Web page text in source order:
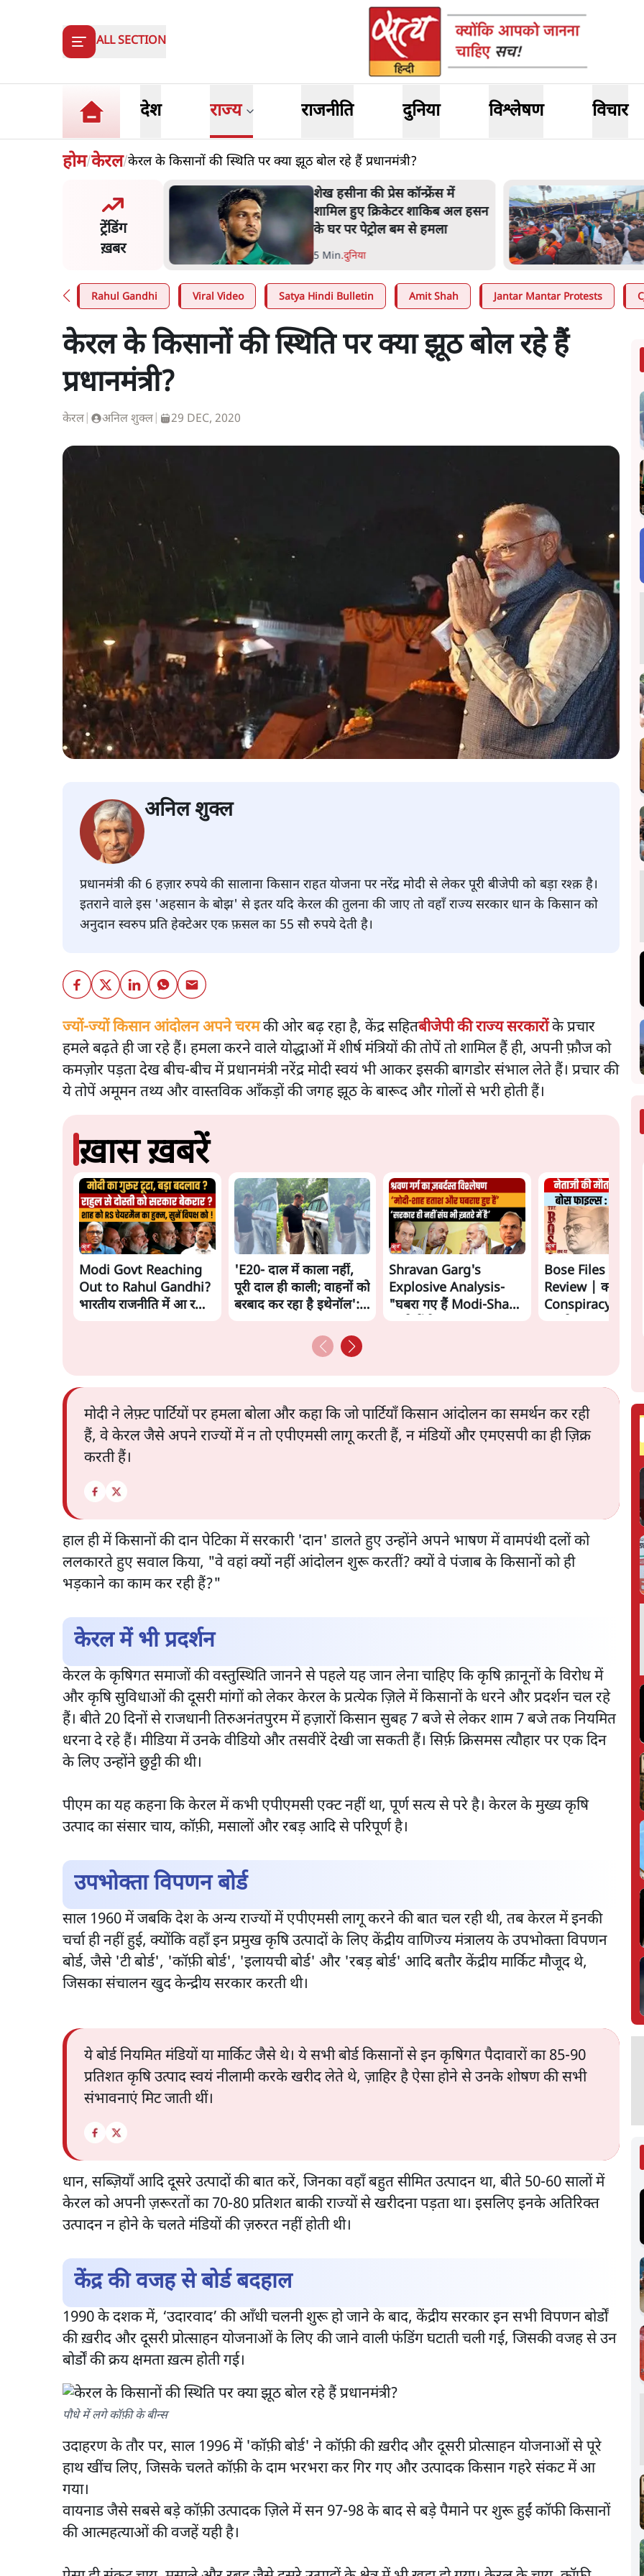
ALL SECTION
देश राज्य राजनीति दुनिया विश्लेषण विचार
होम/केरल/केरल के किसानों की स्थिति पर क्या झूठ बोल रहे हैं प्रधानमंत्री?
ट्रेंडिंग
ख़बर
अहमद के बेटे अबान अहमद
हादसे में मौत, जेल में बंद
शेख हसीना की प्रेस कॉन्फ्रेंस में
शामिल हुए क्रिकेटर शाकिब अल हसन
के घर पर पेट्रोल बम से हमला
5 Min.दुनिया
Rahul Gandhi Viral Video Satya Hindi Bulletin Amit Shah Jantar Mantar Protests
केरल के किसानों की स्थिति पर क्या झूठ बोल रहे हैं
प्रधानमंत्री?
केरल अनिल शुक्ल 29 DEC, 2020
अनिल शुक्ल
प्रधानमंत्री की 6 हज़ार रुपये की सालाना किसान राहत योजना पर नरेंद्र मोदी से लेकर पूरी बीजेपी को बड़ा रश्क़ है।
इतराने वाले इस 'अहसान के बोझ' से इतर यदि केरल की तुलना की जाए तो वहाँ राज्य सरकार धान के किसान को
अनुदान स्वरुप प्रति हेक्टेअर एक फ़सल का 55 सौ रुपये देती है।
ज्यों-ज्योंकिसान आंदोलनअपने चरमकी ओर बढ़ रहा है, केंद्र सहितबीजेपी की राज्य सरकारोंके प्रचार
हमले बढ़ते ही जा रहे हैं। हमला करने वाले योद्धाओं में शीर्ष मंत्रियों की तोपें तो शामिल हैं ही, अपनी फ़ौज को
कमज़ोर पड़ता देख बीच-बीच में प्रधानमंत्री नरेंद्र मोदी स्वयं भी आकर इसकी बागडोर संभाल लेते हैं। प्रचार की
ये तोपें अमूमन तथ्य और वास्तविक आँकड़ों की जगह झूठ के बारूद और गोलों से भरी होती हैं।
ख़ास ख़बरें
Modi Govt Reaching
Out to Rahul Gandhi?
भारतीय राजनीति में आ रहा
'E20- दाल में काला नहीं,
पूरी दाल ही काली; वाहनों को
बरबाद कर रहा है इथेनॉल':
Shravan Garg's
Explosive Analysis-
"घबरा गए हैं Modi-Shah,
Bose Files Film
Review | क्या
Conspiracy का
मोदी ने लेफ़्ट पार्टियों पर हमला बोला और कहा कि जो पार्टियाँ किसान आंदोलन का समर्थन कर रही
हैं, वे केरल जैसे अपने राज्यों में न तो एपीएमसी लागू करती हैं, न मंडियों और एमएसपी का ही ज़िक्र
करती हैं।
हाल ही में किसानों की दान पेटिका में सरकारी 'दान' डालते हुए उन्होंने अपने भाषण में वामपंथी दलों को
ललकारते हुए सवाल किया, "वे वहां क्यों नहीं आंदोलन शुरू करतीं? क्यों वे पंजाब के किसानों को ही
भड़काने का काम कर रही हैं?"
केरल में भी प्रदर्शन
केरल के कृषिगत समाजों की वस्तुस्थिति जानने से पहले यह जान लेना चाहिए कि कृषि क़ानूनों के विरोध में
और कृषि सुविधाओं की दूसरी मांगों को लेकर केरल के प्रत्येक ज़िले में किसानों के धरने और प्रदर्शन चल रहे
हैं। बीते 20 दिनों से राजधानी तिरुअनंतपुरम में हज़ारों किसान सुबह 7 बजे से लेकर शाम 7 बजे तक नियमित
धरना दे रहे हैं। मीडिया में उनके वीडियो और तसवीरें देखी जा सकती हैं। सिर्फ़ क्रिसमस त्यौहार पर एक दिन
के लिए उन्होंने छुट्टी की थी।
पीएम का यह कहना कि केरल में कभी एपीएमसी एक्ट नहीं था, पूर्ण सत्य से परे है। केरल के मुख्य कृषि
उत्पाद का संसार चाय, कॉफ़ी, मसालों और रबड़ आदि से परिपूर्ण है।
उपभोक्ता विपणन बोर्ड
साल 1960 में जबकि देश के अन्य राज्यों में एपीएमसी लागू करने की बात चल रही थी, तब केरल में इनकी
चर्चा ही नहीं हुई, क्योंकि वहाँ इन प्रमुख कृषि उत्पादों के लिए केंद्रीय वाणिज्य मंत्रालय के उपभोक्ता विपणन
बोर्ड, जैसे 'टी बोर्ड', 'कॉफ़ी बोर्ड', 'इलायची बोर्ड' और 'रबड़ बोर्ड' आदि बतौर केंद्रीय मार्किट मौजूद थे,
जिसका संचालन खुद केन्द्रीय सरकार करती थी।
ये बोर्ड नियमित मंडियों या मार्किट जैसे थे। ये सभी बोर्ड किसानों से इन कृषिगत पैदावारों का 85-90
प्रतिशत कृषि उत्पाद स्वयं नीलामी करके खरीद लेते थे, ज़ाहिर है ऐसा होने से उनके शोषण की सभी
संभावनाएं मिट जाती थीं।
धान, सब्ज़ियाँ आदि दूसरे उत्पादों की बात करें, जिनका वहाँ बहुत सीमित उत्पादन था, बीते 50-60 सालों में
केरल को अपनी ज़रूरतों का 70-80 प्रतिशत बाकी राज्यों से खरीदना पड़ता था। इसलिए इनके अतिरिक्त
उत्पादन न होने के चलते मंडियों की ज़रुरत नहीं होती थी।
केंद्र की वजह से बोर्ड बदहाल
1990 के दशक में, ‘उदारवाद’ की आँधी चलनी शुरू हो जाने के बाद, केंद्रीय सरकार इन सभी विपणन बोर्डों
की ख़रीद और दूसरी प्रोत्साहन योजनाओं के लिए की जाने वाली फंडिंग घटाती चली गई, जिसकी वजह से उन
बोर्डों की क्रय क्षमता ख़त्म होती गई।
पौधे में लगे कॉफ़ी के बीन्स
उदाहरण के तौर पर, साल 1996 में 'कॉफ़ी बोर्ड' ने कॉफ़ी की ख़रीद और दूसरी प्रोत्साहन योजनाओं से पूरे
हाथ खींच लिए, जिसके चलते कॉफ़ी के दाम भरभरा कर गिर गए और उत्पादक किसान गहरे संकट में आ
गया।
वायनाड जैसे सबसे बड़े कॉफ़ी उत्पादक ज़िले में सन 97-98 के बाद से बड़े पैमाने पर शुरू हुईं कॉफी किसानों
की आत्महत्याओं की वजहें यही है।